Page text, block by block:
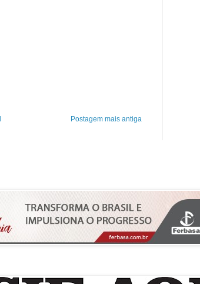
Postagem mais antiga